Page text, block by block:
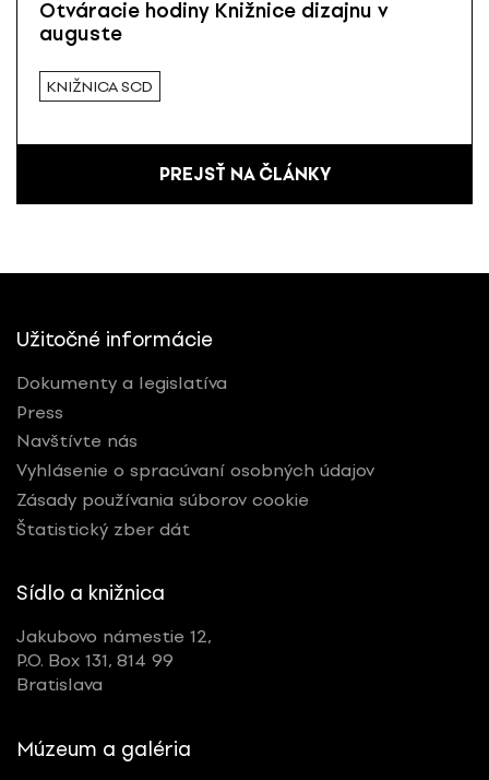
Otváracie hodiny Knižnice dizajnu v
auguste
KNIŽNICA SCD
PREJSŤ NA ČLÁNKY
Užitočné informácie
Dokumenty a legislatíva
Press
Navštívte nás
Vyhlásenie o spracúvaní osobných údajov
Zásady používania súborov cookie
Štatistický zber dát
Sídlo a knižnica
Jakubovo námestie 12,
P.O. Box 131, 814 99
Bratislava
Múzeum a galéria